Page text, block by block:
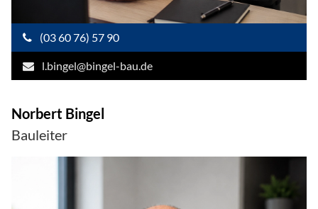
(03 60 76) 57 90
l.bingel@bingel-bau.de
Norbert Bingel
Bauleiter